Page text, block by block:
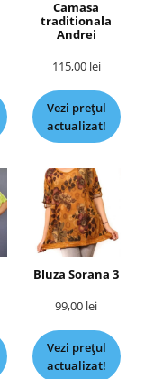
Camasa
traditionala
Andrei
115,00 lei
Vezi prețul
actualizat!
Bluza Sorana 3
99,00 lei
Vezi prețul
actualizat!